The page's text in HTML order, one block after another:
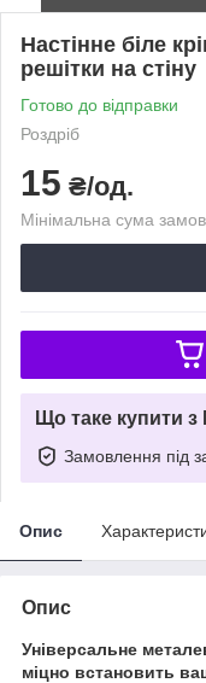
Настінне біле
решітки на стіну
Готово до відправки
Роздріб
15 ₴/од.
Мінімальна сума
Що таке купити
Замовлення під
Опис
Опис
Універсальне
міцно встановить